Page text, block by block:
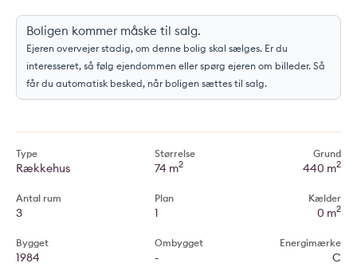
Boligen kommer måske til salg.
Ejeren overvejer stadig, om denne bolig skal sælges. Er du
interesseret, så følg ejendommen eller spørg ejeren om billeder. Så
får du automatisk besked, når boligen sættes til salg.
Type
Rækkehus
Antal rum
3
Bygget
1984
Størrelse
74 m2
Plan
1
Ombygget
-
Grund
440 m2
Kælder
0 m2
Energimærke
C